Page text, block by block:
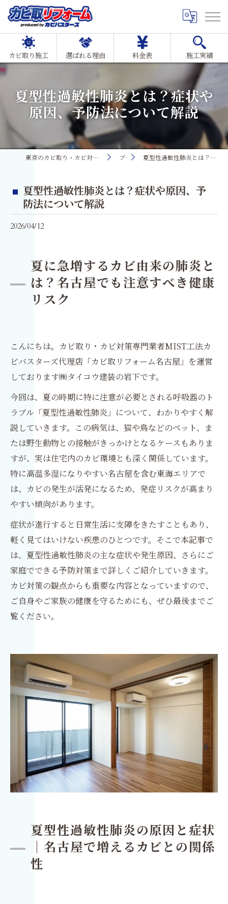
カビ取り施工 選ばれる理由 料金表 施工実績
夏型性過敏性肺炎とは？症状や
原因、予防法について解説
東京のカビ取り・カビ対策ならMIST工法®カビ取リフォーム ブログ 夏型性過敏性肺炎とは？症状や原因、予防法について解説
夏型性過敏性肺炎とは？症状や原因、予
防法について解説
2026/04/12
夏に急増するカビ由来の肺炎と
は？名古屋でも注意すべき健康
リスク
こんにちは。カビ取り・カビ対策専門業者MIST工法カ
ビバスターズ代理店「カビ取リフォーム名古屋」を運営
しております㈱タイコウ建装の岩下です。
今回は、夏の時期に特に注意が必要とされる呼吸器のト
ラブル「夏型性過敏性肺炎」について、わかりやすく解
説していきます。この病気は、猫や鳥などのペット、ま
たは野生動物との接触がきっかけとなるケースもありま
すが、実は住宅内のカビ環境とも深く関係しています。
特に高温多湿になりやすい名古屋を含む東海エリアで
は、カビの発生が活発になるため、発症リスクが高まり
やすい傾向があります。
症状が進行すると日常生活に支障をきたすこともあり、
軽く見てはいけない疾患のひとつです。そこで本記事で
は、夏型性過敏性肺炎の主な症状や発生原因、さらにご
家庭でできる予防対策まで詳しくご紹介していきます。
カビ対策の観点からも重要な内容となっていますので、
ご自身やご家族の健康を守るためにも、ぜひ最後までご
覧ください。
夏型性過敏性肺炎の原因と症状
｜名古屋で増えるカビとの関係
性